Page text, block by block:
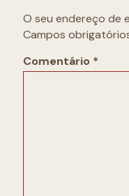
O seu endereço de
Campos
Comentário *